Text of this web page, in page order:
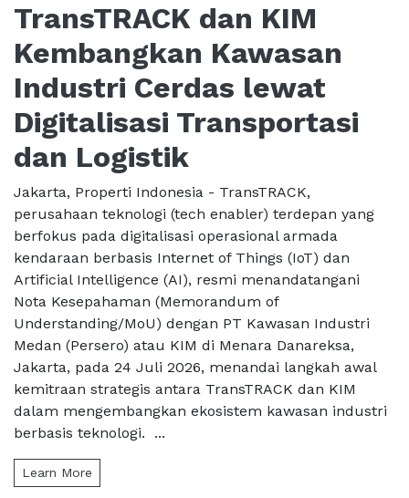
TransTRACK dan KIM
Kembangkan Kawasan
Industri Cerdas lewat
Digitalisasi Transportasi
dan Logistik
Jakarta, Properti Indonesia - TransTRACK,
perusahaan teknologi (tech enabler) terdepan yang
berfokus pada digitalisasi operasional armada
kendaraan berbasis Internet of Things (IoT) dan
Artificial Intelligence (AI), resmi menandatangani
Nota Kesepahaman (Memorandum of
Understanding/MoU) dengan PT Kawasan Industri
Medan (Persero) atau KIM di Menara Danareksa,
Jakarta, pada 24 Juli 2026, menandai langkah awal
kemitraan strategis antara TransTRACK dan KIM
dalam mengembangkan ekosistem kawasan industri
berbasis teknologi. ...
Learn More